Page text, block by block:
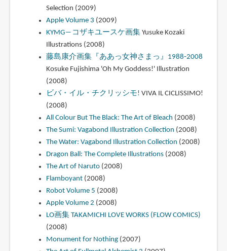
Selection (2009)
Apple Volume 3 (2009)
KYMG―コザキユースケ画集Yusuke Kozaki
Illustrations (2008)
藤島康介画集『ああっ女神さまっ』1988‐2008
Kosuke Fujishima 'Oh My Goddess!' Illustration
(2008)
ビバ・イル・チクリッシモ! VIVA IL CICLISSIMO!
(2008)
All Colour But The Black: The Art of Bleach (2008)
The Sumi: Vagabond Illustration Collection (2008)
The Water: Vagabond Illustration Collection (2008)
Dragon Ball: The Complete Illustrations(2008)
The Art of Naruto(2008)
Flamboyant(2008)
Robot Volume 5 (2008)
Apple Volume 2 (2008)
LO画集 TAKAMICHI LOVE WORKS (FLOW COMICS)
(2008)
Monument for Nothing(2007)